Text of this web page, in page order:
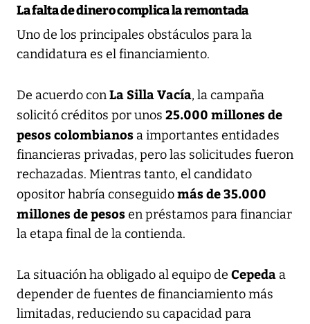
La falta de dinero complica la remontada
Uno de los principales obstáculos para la
candidatura es el financiamiento.
De acuerdo conLa Silla Vacía, la campaña
solicitó créditos por unos 25.000 millones de
pesos colombianos a importantes entidades
financieras privadas, pero las solicitudes fueron
rechazadas. Mientras tanto, el candidato
opositor habría conseguidomás de 35.000
millones de pesosen préstamos para financiar
la etapa final de la contienda.
La situación ha obligado al equipo de Cepeda a
depender de fuentes de financiamiento más
limitadas, reduciendo su capacidad para